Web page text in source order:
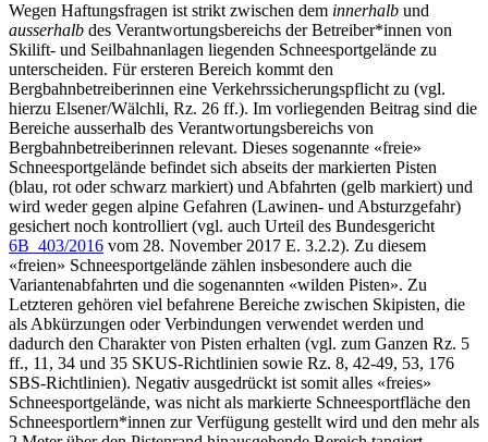
Wegen Haftungsfragen ist strikt zwischen dem innerhalb und
ausserhalb des Verantwortungsbereichs der Betreiber*innen von
Skilift- und Seilbahnanlagen liegenden Schneesportgelände zu
unterscheiden. Für ersteren Bereich kommt den
Bergbahnbetreiberinnen eine Verkehrssicherungspflicht zu (vgl.
hierzu Elsener/Wälchli, Rz. 26 ff.). Im vorliegenden Beitrag sind die
Bereiche ausserhalb des Verantwortungsbereichs von
Bergbahnbetreiberinnen relevant. Dieses sogenannte «freie»
Schneesportgelände befindet sich abseits der markierten Pisten
(blau, rot oder schwarz markiert) und Abfahrten (gelb markiert) und
wird weder gegen alpine Gefahren (Lawinen- und Absturzgefahr)
gesichert noch kontrolliert (vgl. auch Urteil des Bundesgericht
6B_403/2016 vom 28. November 2017 E. 3.2.2). Zu diesem
«freien» Schneesportgelände zählen insbesondere auch die
Variantenabfahrten und die sogenannten «wilden Pisten». Zu
Letzteren gehören viel befahrene Bereiche zwischen Skipisten, die
als Abkürzungen oder Verbindungen verwendet werden und
dadurch den Charakter von Pisten erhalten (vgl. zum Ganzen Rz. 5
ff., 11, 34 und 35 SKUS-Richtlinien sowie Rz. 8, 42-49, 53, 176
SBS-Richtlinien). Negativ ausgedrückt ist somit alles «freies»
Schneesportgelände, was nicht als markierte Schneesportfläche den
Schneesportlern*innen zur Verfügung gestellt wird und den mehr als